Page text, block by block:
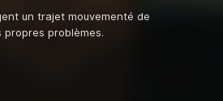
un trajet mouvementé de
propres problèmes.